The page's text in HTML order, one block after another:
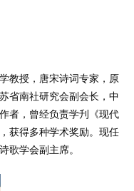
教授，唐宋诗词专家，原
省南社研究会副会长，中
者，曾经负责学刋《现代
获得多种学术奖励。现任
歌学会副主席。